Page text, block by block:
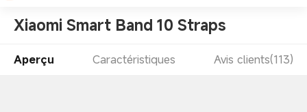
Xiaomi Smart Band 10 Straps
Aperçu Caractéristiques Avis clients(113)